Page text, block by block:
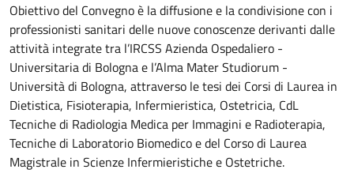
Obiettivo del Convegno è la diffusione e la condivisione con i
professionisti sanitari delle nuove conoscenze derivanti dalle
attività integrate tra l’IRCSS Azienda Ospedaliero -
Universitaria di Bologna e l’Alma Mater Studiorum -
Università di Bologna, attraverso le tesi dei Corsi di Laurea in
Dietistica, Fisioterapia, Infermieristica, Ostetricia, CdL
Tecniche di Radiologia Medica per Immagini e Radioterapia,
Tecniche di Laboratorio Biomedico e del Corso di Laurea
Magistrale in Scienze Infermieristiche e Ostetriche.